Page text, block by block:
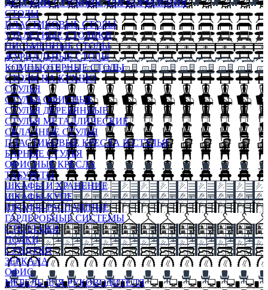
ДЕТСКИЙ СТУЛЬЧИК ДЛЯ КОРМЛЕНИЯ
СТОЛЫ
ПЛАСТИКОВЫЕ СТОЛЫ
ТУАЛЕТНЫЕ СТОЛИКИ
ПИСЬМЕННЫЕ СТОЛЫ
ЖУРНАЛЬНЫЕ СТОЛЫ
КОМПЬЮТЕРНЫЕ СТОЛЫ
СТОЛЫ НА КУХНЮ
СТУЛЬЯ
СТУЛЬЯ ОФИСНЫЕ
СТУЛЬЯ ДЕРЕВЯННЫЕ
СТУЛЬЯ МЕТАЛЛИЧЕСКИЕ
СКЛАДНЫЕ СТУЛЬЯ
ПЛАСТИКОВЫЕ КРЕСЛА И СТУЛЬЯ
БАРНЫЕ СТУЛЬЯ
ОФИСНЫЕ КРЕСЛА
ТАБУРЕТЫ
ШКАФЫ И ХРАНЕНИЕ
ШКАФЫ-КУПЕ
ШКАФЫ-РАСПАШНЫЕ
ГАРДЕРОБНЫЕ СИСТЕМЫ
СТЕЛЛАЖИ
ПОЛКИ
СУНДУКИ
ЗЕРКАЛА
ОФИС
МЕБЕЛЬ ДЛЯ РУКОВОДИТЕЛЯ